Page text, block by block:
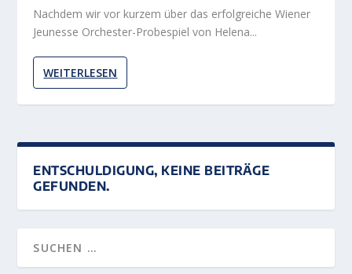
Nachdem wir vor kurzem über das erfolgreiche Wiener
Jeunesse Orchester-Probespiel von Helena...
WEITERLESEN
ENTSCHULDIGUNG, KEINE BEITRÄGE
GEFUNDEN.